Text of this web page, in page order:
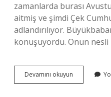
zamanlarda burası
aitmiş ve şimdi Çek
adlandırılıyor.
konuşuyordu. Onun
Devamını okuyun
Türk